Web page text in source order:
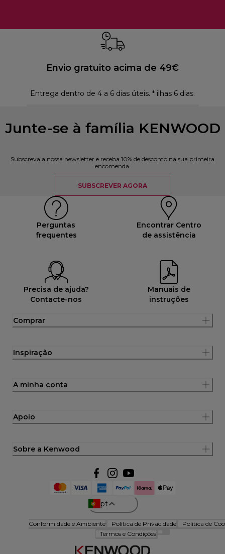
Envio gratuito acima de 49€
Entrega dentro de 4 a 6 dias úteis. * ilhas 6 dias.
Junte-se à família KENWOOD
Subscreva a nossa newsletter e receba 10% de desconto na sua primeira
encomenda.
SUBSCREVER AGORA
Perguntas
frequentes
Encontrar Centro
de assistência
Precisa de ajuda?
Contacte-nos
Manuais de
instruções
Comprar
Inspiração
A minha conta
Apoio
Sobre a Kenwood
pt
Conformidade e Ambiente Política de Privacidade
Política de
Termos e Condições